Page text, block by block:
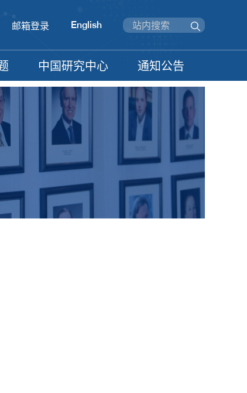
邮箱登录 English
中国研究中心 通知公告